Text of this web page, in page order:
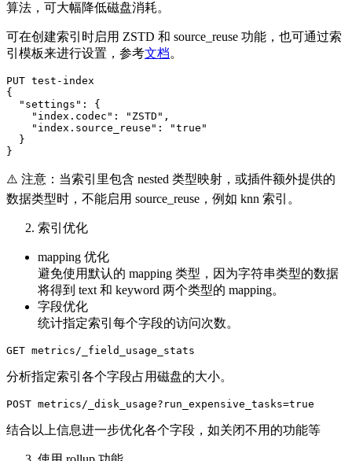
算法，可大幅降低磁盘消耗。
可在创建索引时启用 ZSTD 和 source_reuse 功能，也可通过索
引模板来进行设置，参考文档。
PUT test-index
{
  "settings": {
    "index.codec": "ZSTD",
    "index.source_reuse": "true"
  }
}
⚠️ 注意：当索引里包含 nested 类型映射，或插件额外提供的
数据类型时，不能启用 source_reuse，例如 knn 索引。
索引优化
mapping 优化
避免使用默认的 mapping 类型，因为字符串类型的数据
将得到 text 和 keyword 两个类型的 mapping。
字段优化
统计指定索引每个字段的访问次数。
GET metrics/_field_usage_stats
分析指定索引各个字段占用磁盘的大小。
POST metrics/_disk_usage?run_expensive_tasks=true
结合以上信息进一步优化各个字段，如关闭不用的功能等